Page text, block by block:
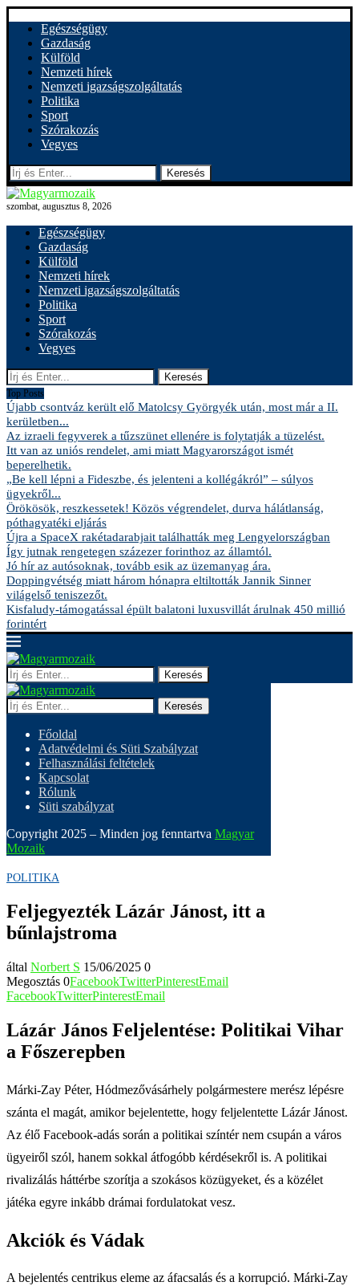
Egészségügy
Gazdaság
Külföld
Nemzeti hírek
Nemzeti igazságszolgáltatás
Politika
Sport
Szórakozás
Vegyes
Keresés
szombat, augusztus 8, 2026
Egészségügy
Gazdaság
Külföld
Nemzeti hírek
Nemzeti igazságszolgáltatás
Politika
Sport
Szórakozás
Vegyes
Keresés
Top Posts
Újabb csontváz került elő Matolcsy Györgyék után, most már a II.
kerületben...
Az izraeli fegyverek a tűzszünet ellenére is folytatják a tüzelést.
Itt van az uniós rendelet, ami miatt Magyarországot ismét
beperelhetik.
„Be kell lépni a Fideszbe, és jelenteni a kollégákról” – súlyos
ügyekről...
Örökösök, reszkessetek! Közös végrendelet, durva hálátlanság,
póthagyatéki eljárás
Újra a SpaceX rakétadarabjait találhatták meg Lengyelországban
Így jutnak rengetegen százezer forinthoz az államtól.
Jó hír az autósoknak, tovább esik az üzemanyag ára.
Doppingvétség miatt három hónapra eltiltották Jannik Sinner
világelső teniszezőt.
Kisfaludy-támogatással épült balatoni luxusvillát árulnak 450 millió
forintért
Keresés
Keresés
Főoldal
Adatvédelmi és Süti Szabályzat
Felhasználási feltételek
Kapcsolat
Rólunk
Süti szabályzat
Copyright 2025 – Minden jog fenntartva Magyar
Mozaik
POLITIKA
Feljegyezték Lázár Jánost, itt a
bűnlajstroma
által Norbert S 15/06/2025 0
Megosztás 0FacebookTwitterPinterestEmail
FacebookTwitterPinterestEmail
Lázár János Feljelentése: Politikai Vihar
a Főszerepben
Márki-Zay Péter, Hódmezővásárhely polgármestere merész lépésre
szánta el magát, amikor bejelentette, hogy feljelentette Lázár Jánost.
Az élő Facebook-adás során a politikai színtér nem csupán a város
ügyeiről szól, hanem sokkal átfogóbb kérdésekről is. A politikai
rivalizálás háttérbe szorítja a szokásos közügyeket, és a közélet
játéka egyre inkább drámai fordulatokat vesz.
Akciók és Vádak
A bejelentés centrikus eleme az áfacsalás és a korrupció. Márki-Zay